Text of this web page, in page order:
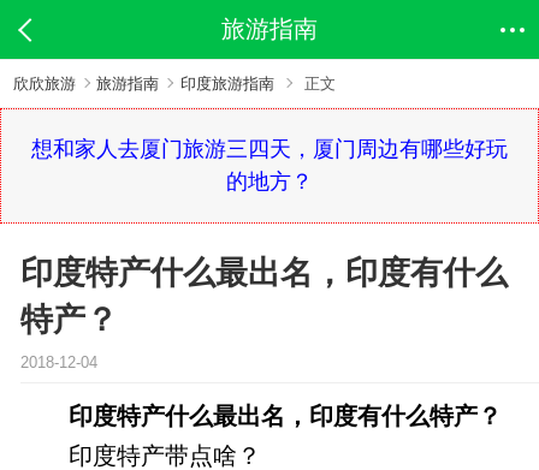
旅游指南
欣欣旅游 旅游指南 印度旅游指南 正文
想和家人去厦门旅游三四天，厦门周边有哪些好玩
的地方？
印度特产什么最出名，印度有什么
特产？
2018-12-04
印度特产什么最出名，印度有什么特产？
印度特产带点啥？